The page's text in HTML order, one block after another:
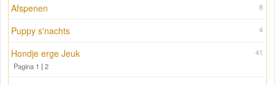
8
Afspenen
4
Puppy s'nachts
41
Hondje erge Jeuk
Pagina 1 | 2